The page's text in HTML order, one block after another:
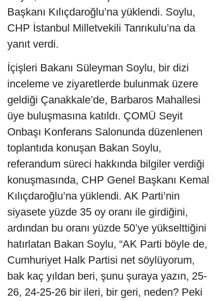
Başkanı Kılıçdaroğlu’na yüklendi. Soylu,
CHP İstanbul Milletvekili Tanrıkulu’na da
yanıt verdi.
İçişleri Bakanı Süleyman Soylu, bir dizi
inceleme ve ziyaretlerde bulunmak üzere
geldiği Çanakkale’de, Barbaros Mahallesi
üye buluşmasına katıldı. ÇOMÜ Seyit
Onbaşı Konferans Salonunda düzenlenen
toplantıda konuşan Bakan Soylu,
referandum süreci hakkında bilgiler verdiği
konuşmasında, CHP Genel Başkanı Kemal
Kılıçdaroğlu’na yüklendi. AK Parti’nin
siyasete yüzde 35 oy oranı ile girdiğini,
ardından bu oranı yüzde 50’ye yükselttiğini
hatırlatan Bakan Soylu, “AK Parti böyle de,
Cumhuriyet Halk Partisi net söylüyorum,
bak kaç yıldan beri, şunu şuraya yazın, 25-
26, 24-25-26 bir ileri, bir geri, neden? Peki